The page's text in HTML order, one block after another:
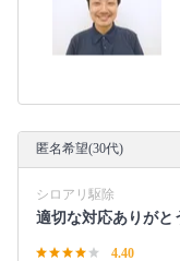
匿名希望(30代)
シロアリ駆除
適切な対応ありがと
4.40